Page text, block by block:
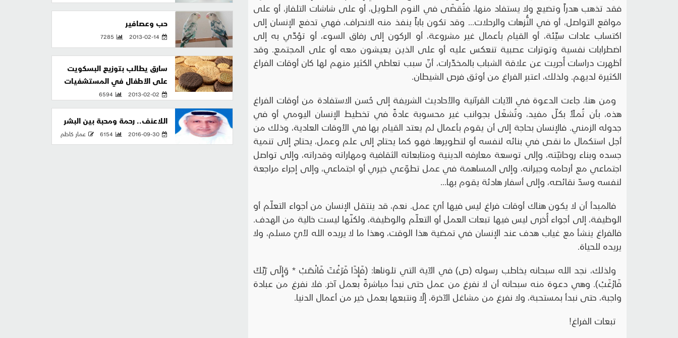
فقد تذهب هدراً وتضيع ولا يستفاد منها، فتُقضَى في النوم الطويل، أو على شاشات التلفاز، أو على
مواقع التواصل، أو في النُّزهات والرحلات... وقد تكون باباً ينفذ منه الانحراف، فهي تدفع الإنسان إلى
اكتساب عادات سيِّئة، أو القيام بأعمال غير مشروعة، أو الركون إلى رفاق السوء، أو تؤدِّي به إلى
اضطرابات نفسية وتوترات عصبية تنعكس عليه أو على الذين يعيشون معه أو على المجتمع. وقد
أظهرت دراسات أُجريت عن علاقة الشباب بالمخدِّرات، أنّ سبب تعاطي الكثير منهم لها كان أوقات الفراغ
الكثيرة لديهم. ولذلك، اعتبر الفراغ من أوثق فرص الشيطان.
ومن هنا، جاءت الدعوة في الآيات القرآنية والأحاديث الشريفة إلى حُسن الاستفادة من أوقات الفراغ
هذه، بأن تُملَأ بكلّ مفيد، وتُشغَل بجوانب غير محسوبة عادةً في تخطيط الإنسان اليومي أو في
جدوله الزمني. فالإنسان بحاجة إلى أن يقوم بأعمال لم يعتد القيام بها في الأوقات العادية، وذلك من
أجل استكمال ما نقص في بنائه لنفسه أو لتطويرها. فهو كما يحتاج إلى علم وعمل، يحتاج إلى تنمية
جسده وبناء روحانيّته، وإلى توسعة معارفه الدينية ومتابعاته الثقافية ومهاراته وقدراته، وإلى تواصل
اجتماعي مع أرحامه وجيرانه، وإلى المساهمة في عمل تطوّعي خيري أو اجتماعي، وإلى إجراء مراجعة
لنفسه وسدّ نقائصه، وإلى أسفار هادئة يقوم بها...
فالمبدأ أن لا يكون هناك أوقات فراغ ليس فيها أيّ عمل. نعم، قد ينتقل الإنسان من أجواء التعلّم أو
الوظيفة، إلى أجواء أُخرى ليس فيها تبعات العمل أو التعلّم والوظيفة، ولكنّها ليست خالية من الهدف.
فالفراغ ينشأ مع غياب هدف عند الإنسان في تمضية هذا الوقت، وهذا ما لا يريده الله لأيّ مسلم، ولا
يريده للحياة.
ولذلك، نجد الله سبحانه يخاطب رسوله (ص) في الآية التي تلوناها: (فَإِذَا فَرَغْتَ فَانْصَبْ * وَإِلَى رَبِّكَ
فَارْغَبْ). وهي دعوة منه سبحانه أن لا نفرغ من عمل حتى نبدأ مباشرةً بعمل آخر. فلا نفرغ من عبادة
واجبة، حتى نبدأ بمستحبة، ولا نفرغ من مشاغل الآخرة، إلّا ونتبعها بعمل خير من أعمال الدنيا.
تبعات الفراغ!
حب وعصافير
2013-02-14
7285
سارق يطالب بتوزيع البسكويت
على الأطفال في المستشفيات
2013-02-02
6594
اللاعنف.. رحمة ومحبة بين البشر
2016-09-30
6154 عمار كاظم